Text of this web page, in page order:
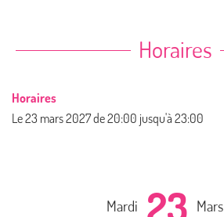
Horaires
Horaires
Le23 mars 2027de 20:00 jusqu'à 23:00
Mardi 23 Mars